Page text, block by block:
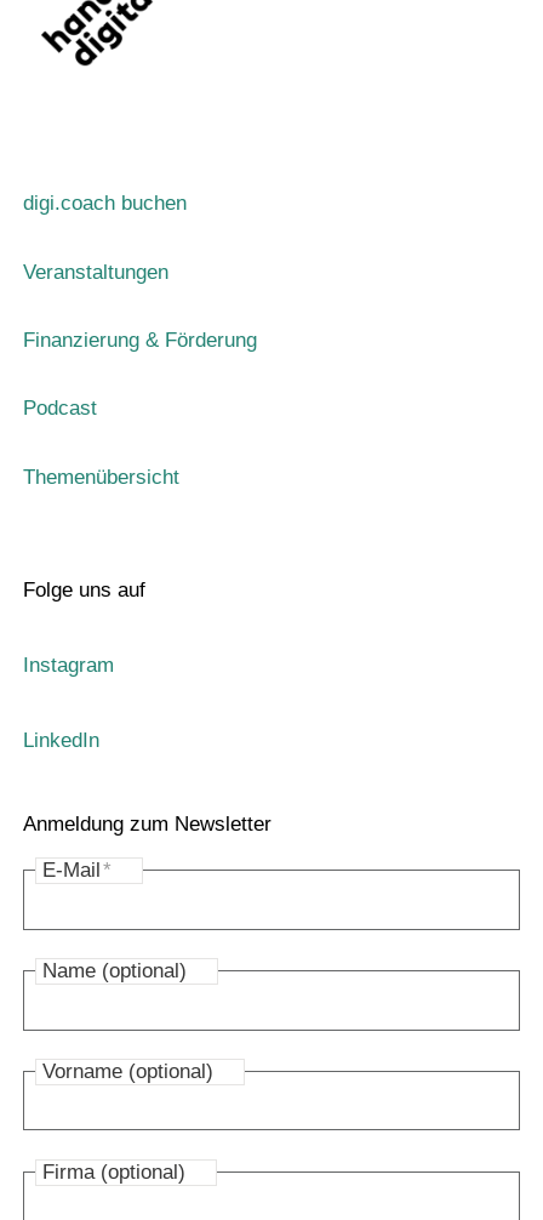
digi.coach buchen
Veranstaltungen
Finanzierung & Förderung
Podcast
Themenübersicht
Folge uns auf
Instagram
LinkedIn
Anmeldung zum Newsletter
E-Mail*
Name (optional)
Vorname (optional)
Firma (optional)